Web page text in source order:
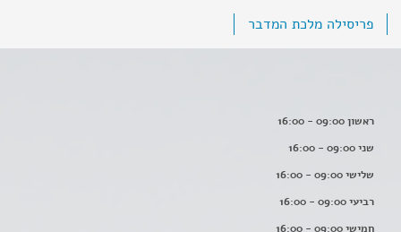
פריסילה מלכת המדבר
ראשון 09:00 - 16:00
שני 09:00 - 16:00
שלישי 09:00 - 16:00
רביעי 09:00 - 16:00
חמישי 09:00 - 16:00